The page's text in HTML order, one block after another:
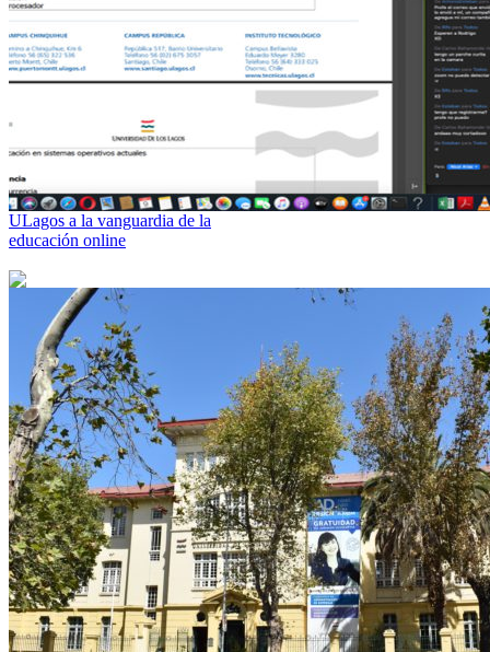
ULagos a la vanguardia de la
educación online